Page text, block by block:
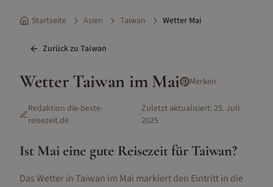
Startseite Asien Taiwan Wetter Mai
Zurück zu Taiwan
WetterTaiwan imMai Merken
Redaktion die-beste-
reisezeit.de
·Zuletzt aktualisiert:25. Juli
2025
Ist Maieine gute Reisezeit für Taiwan?
Das Wetter in Taiwan im Mai markiert den Eintritt in die